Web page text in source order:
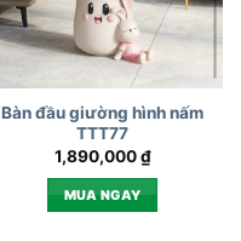
Bàn đầu giường hình nấm
TTT77
1,890,000₫
MUA NGAY